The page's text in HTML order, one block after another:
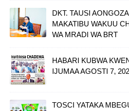
DKT. TAUSI
MAKATIBU WAKUU
WA MRADI WA BRT
HABARI KUBWA
IJUMAA AGOSTI 7,
TOSCI YATAKA